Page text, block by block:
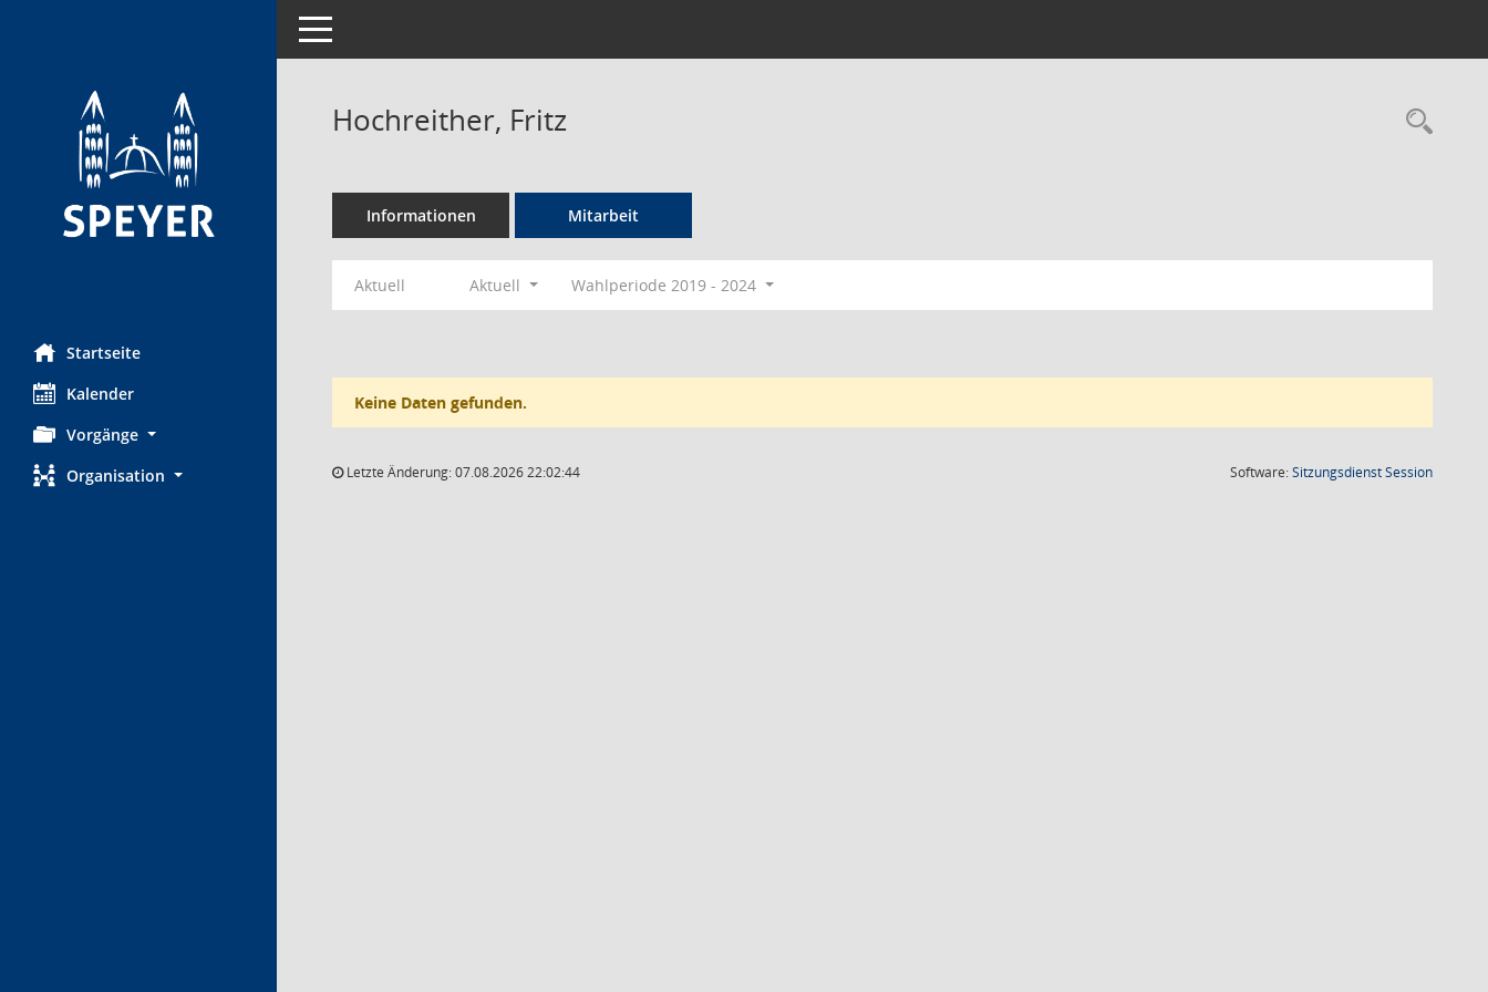
Startseite
Kalender
Vorgänge
Organisation
Toggle navigation
Hochreither, Fritz
Informationen Mitarbeit
Aktuell Aktuell Wahlperiode 2019 - 2024
Keine Daten gefunden.
Letzte Änderung: 07.08.2026 22:02:44 Software:SitzungsdienstSession(Wird in